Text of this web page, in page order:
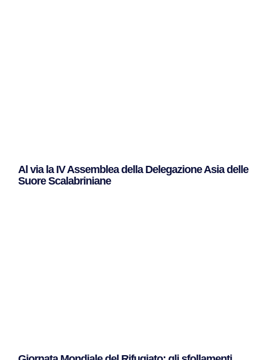
Al via la IV Assemblea della Delegazione Asia delle
Suore Scalabriniane